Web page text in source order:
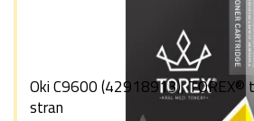
Oki C9600 (42918913), TOREX®
stran